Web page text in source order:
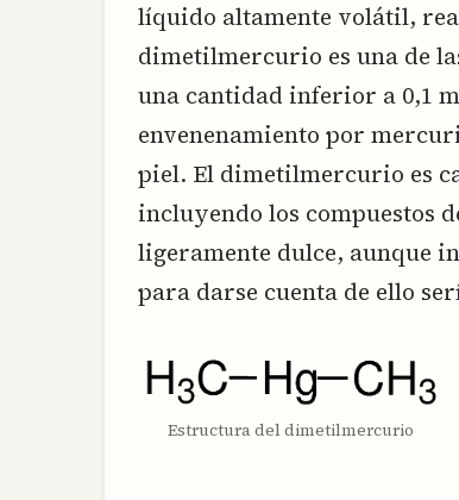
líquido altamente volátil,
dimetilmercurio es una de
una cantidad inferior a 0,1
envenenamiento por
piel. El dimetilmercurio es
incluyendo los compuestos
ligeramente dulce, aunque
para darse cuenta de ello
Estructura del dimetilmercurio